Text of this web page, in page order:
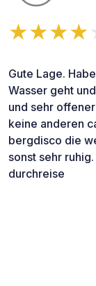
Gute Lage.
Wasser geht
und sehr
keine anderen
bergdisco die
sonst sehr
durchreise